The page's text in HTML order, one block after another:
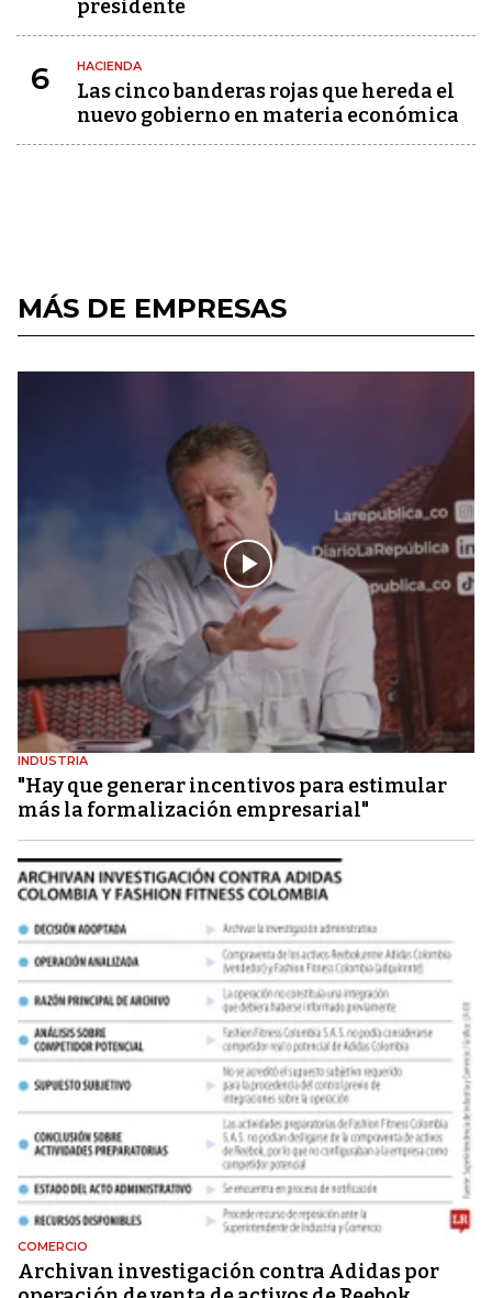
presidente
6 HACIENDA
Las cinco banderas rojas que hereda el
nuevo gobierno en materia económica
MÁS DE EMPRESAS
INDUSTRIA
"Hay que generar incentivos para estimular
más la formalización empresarial"
COMERCIO
Archivan investigación contra Adidas por